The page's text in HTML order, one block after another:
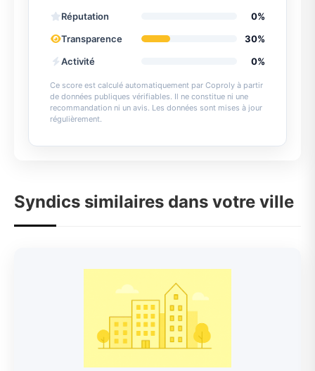
Réputation
0%
Transparence
30%
Activité
0%
Ce score est calculé automatiquement par Coproly à partir
de données publiques vérifiables. Il ne constitue ni une
recommandation ni un avis. Les données sont mises à jour
régulièrement.
Syndics similaires dans votre ville